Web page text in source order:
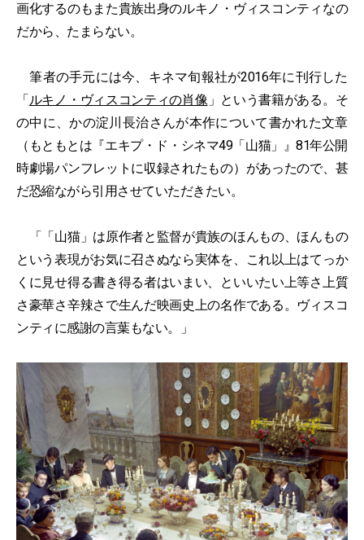
画化するのもまた貴族出身のルキノ・ヴィスコンティなの
だから、たまらない。
筆者の手元には今、キネマ旬報社が2016年に刊行した
「ルキノ・ヴィスコンティの肖像」という書籍がある。そ
の中に、かの淀川長治さんが本作について書かれた文章
（もともとは『エキプ・ド・シネマ49「山猫」』81年公開
時劇場パンフレットに収録されたもの）があったので、甚
だ恐縮ながら引用させていただきたい。
「「山猫」は原作者と監督が貴族のほんもの、ほんもの
という表現がお気に召さぬなら実体を、これ以上はてっか
くに見せ得る書き得る者はいまい、といいたい上等さ上質
さ豪華さ辛辣さで生んだ映画史上の名作である。ヴィスコ
ンティに感謝の言葉もない。」